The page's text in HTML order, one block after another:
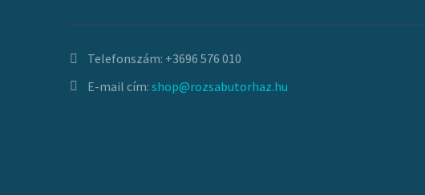
Telefonszám: +3696 576 010
E-mail cím: shop@rozsabutorhaz.hu